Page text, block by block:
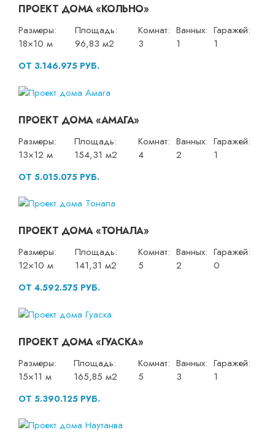
ПРОЕКТ ДОМА «КОЛЬНО»
Размеры:
18×10 м
Площадь:
96,83 м2
Комнат:
3
Ванных:
1
Гаражей:
1
ОТ 3.146.975 РУБ.
ПРОЕКТ ДОМА «АМАГА»
Размеры:
13×12 м
Площадь:
154,31 м2
Комнат:
4
Ванных:
2
Гаражей:
1
ОТ 5.015.075 РУБ.
ПРОЕКТ ДОМА «ТОНАЛА»
Размеры:
12×10 м
Площадь:
141,31 м2
Комнат:
5
Ванных:
2
Гаражей:
0
ОТ 4.592.575 РУБ.
ПРОЕКТ ДОМА «ГУАСКА»
Размеры:
15×11 м
Площадь:
165,85 м2
Комнат:
5
Ванных:
3
Гаражей:
1
ОТ 5.390.125 РУБ.